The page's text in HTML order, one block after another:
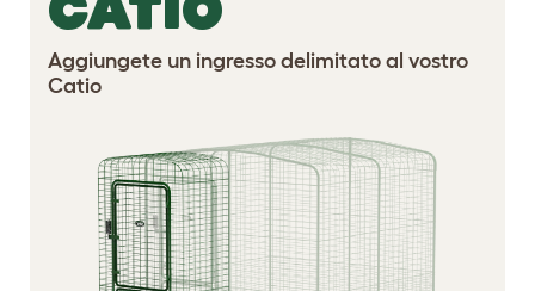
Aggiungete un ingresso delimitato al vostro
Catio